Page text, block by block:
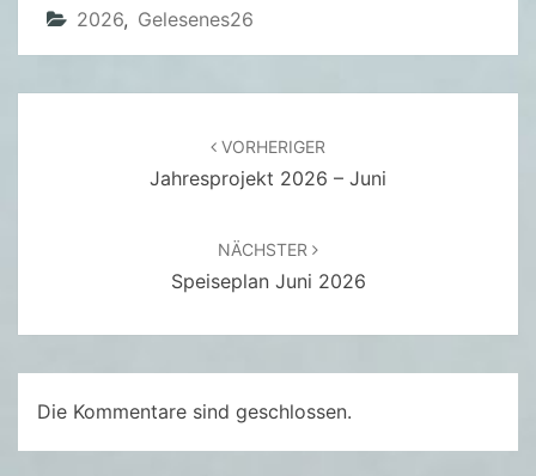
T
E
N
R
R
I
2026, Gelesenes26
VORHERIGER
Jahresprojekt 2026 – Juni
NÄCHSTER
Speiseplan Juni 2026
Die Kommentare sind geschlossen.